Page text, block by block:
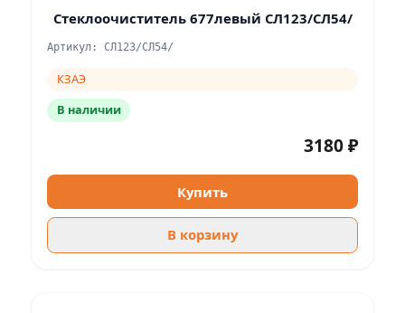
Стеклоочиститель 677левый СЛ123/СЛ54/
Артикул: СЛ123/СЛ54/
КЗАЭ
В наличии
3180 ₽
Купить
В корзину